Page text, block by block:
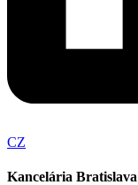
CZ
Kancelária Bratislava